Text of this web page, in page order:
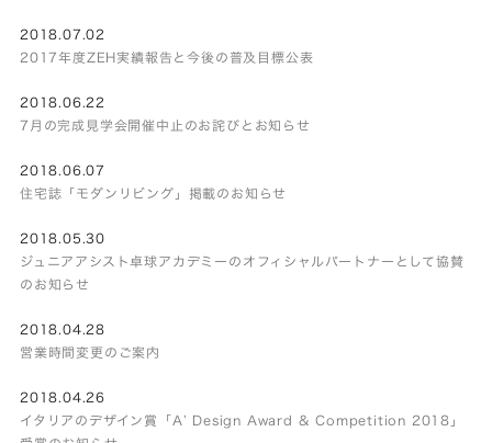
2018.07.02
2017年度ZEH実績報告と今後の普及目標公表
2018.06.22
7月の完成見学会開催中止のお詫びとお知らせ
2018.06.07
住宅誌「モダンリビング」掲載のお知らせ
2018.05.30
ジュニアアシスト卓球アカデミーのオフィシャルパートナーとして協賛
のお知らせ
2018.04.28
営業時間変更のご案内
2018.04.26
イタリアのデザイン賞「A’ Design Award & Competition 2018」